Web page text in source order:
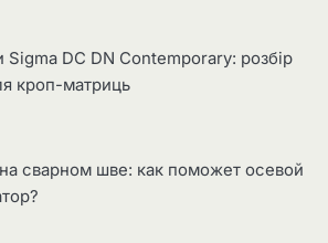
Sigma DC DN Contemporary: розбір
кроп-матриць
сварном шве: как поможет осевой